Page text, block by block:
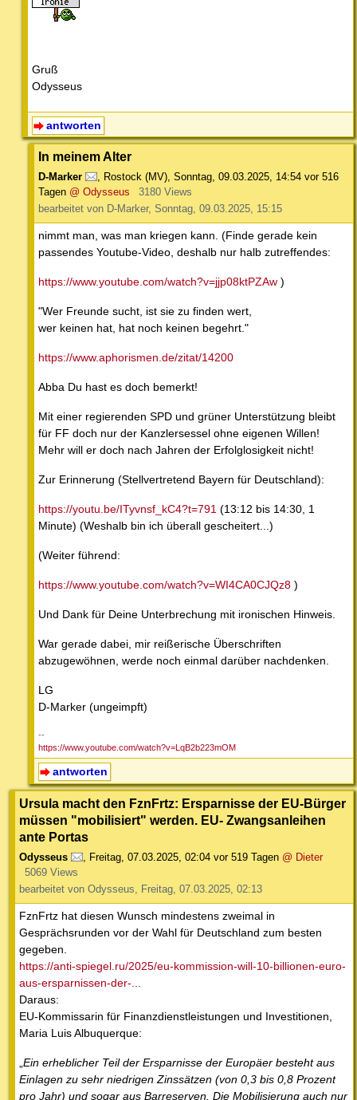
Gruß
Odysseus
antworten
In meinem Alter
D-Marker , Rostock (MV), Sonntag, 09.03.2025, 14:54 vor 516
Tagen @ Odysseus
3180 Views
bearbeitet von D-Marker, Sonntag, 09.03.2025, 15:15
nimmt man, was man kriegen kann. (Finde gerade kein
passendes Youtube-Video, deshalb nur halb zutreffendes:
https://www.youtube.com/watch?v=jjp08ktPZAw )
"Wer Freunde sucht, ist sie zu finden wert,
wer keinen hat, hat noch keinen begehrt."
https://www.aphorismen.de/zitat/14200
Abba Du hast es doch bemerkt!
Mit einer regierenden SPD und grüner Unterstützung bleibt
für FF doch nur der Kanzlersessel ohne eigenen Willen!
Mehr will er doch nach Jahren der Erfolglosigkeit nicht!
Zur Erinnerung (Stellvertretend Bayern für Deutschland):
https://youtu.be/ITyvnsf_kC4?t=791 (13:12 bis 14:30, 1
Minute) (Weshalb bin ich überall gescheitert...)
(Weiter führend:
https://www.youtube.com/watch?v=WI4CA0CJQz8 )
Und Dank für Deine Unterbrechung mit ironischen Hinweis.
War gerade dabei, mir reißerische Überschriften
abzugewöhnen, werde noch einmal darüber nachdenken.
LG
D-Marker (ungeimpft)
--
https://www.youtube.com/watch?v=LqB2b223mOM
antworten
Ursula macht den FznFrtz: Ersparnisse der EU-Bürger
müssen "mobilisiert" werden. EU- Zwangsanleihen
ante Portas
Odysseus , Freitag, 07.03.2025, 02:04 vor 519 Tagen @ Dieter
5069 Views
bearbeitet von Odysseus, Freitag, 07.03.2025, 02:13
FznFrtz hat diesen Wunsch mindestens zweimal in
Gesprächsrunden vor der Wahl für Deutschland zum besten
gegeben.
https://anti-spiegel.ru/2025/eu-kommission-will-10-billionen-euro-
aus-ersparnissen-der-...
Daraus:
EU-Kommissarin für Finanzdienstleistungen und Investitionen,
Maria Luis Albuquerque:
„Ein erheblicher Teil der Ersparnisse der Europäer besteht aus
Einlagen zu sehr niedrigen Zinssätzen (von 0,3 bis 0,8 Prozent
pro Jahr) und sogar aus Barreserven. Die Mobilisierung auch nur